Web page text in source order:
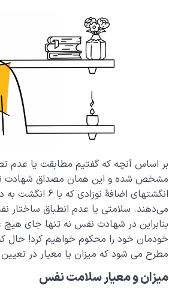
بر اساس آنچه که گفتیم مطابقت یا عدم
مشخص شده و این همان مصداق شهادت
انگشتهای
می‌دهند. سلامتی یا عدم انطباق ساختار
بنابراین در شهادت نفس نه تنها جای
خودمان خود را محکوم خواهیم کرد! حال
مطرح می شود که میزان یا معیار در
میزان و معیار سلامت نفس